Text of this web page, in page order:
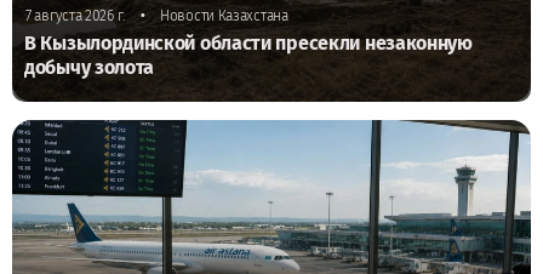
7 августа 2026 г. • Новости Казахстана
В Кызылординской области пресекли незаконную
добычу золота